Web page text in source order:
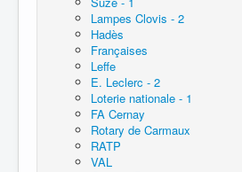
Lampes Clovis - 2
Hadès
Françaises
Leffe
E. Leclerc - 2
Loterie nationale - 1
FA Cernay
Rotary de Carmaux
RATP
VAL